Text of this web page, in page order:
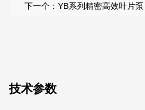
压力下保持一致性能的系统的重
于集成到现有液压系统中。
下一个：YB系列精密高效叶片泵
技术参数